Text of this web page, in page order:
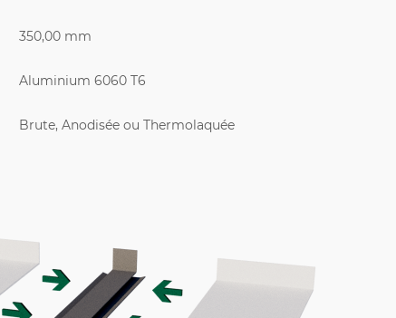
350,00 mm
Aluminium 6060 T6
Brute, Anodisée ou Thermolaquée